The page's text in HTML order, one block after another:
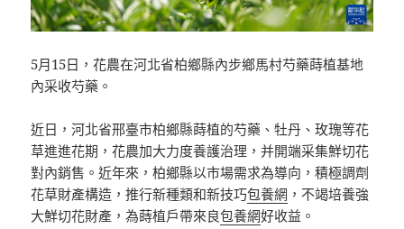
5月15日，花農在河北省柏鄉縣內步鄉馬村芍藥蒔植基地
內采收芍藥。
近日，河北省邢臺市柏鄉縣蒔植的芍藥、牡丹、玫瑰等花
草進進花期，花農加大力度養護治理，并開端采集鮮切花
對內銷售。近年來，柏鄉縣以市場需求為導向，積極調劑
花草財產構造，推行新種類和新技巧包養網 ，不竭培養強
大鮮切花財產，為蒔植戶帶來良包養網好收益。